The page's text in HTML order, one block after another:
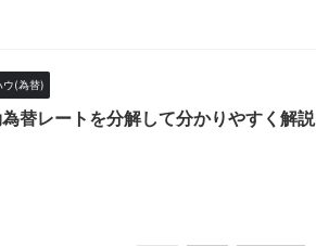
ウ(為替)
替レートを分解して分かりやすく解説